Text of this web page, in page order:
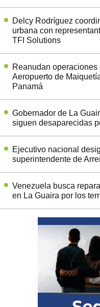
Delcy Rodríguez
urbana con
TFI Solutions
Reanudan
Aeropuerto de
Panamá
Gobernador de La
siguen desaparecidas
Ejecutivo nacional
superintendente de
Venezuela busca
en La Guaira por los